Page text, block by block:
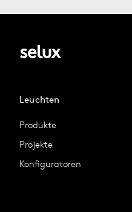
Leuchten
Produkte
Projekte
Konfiguratoren